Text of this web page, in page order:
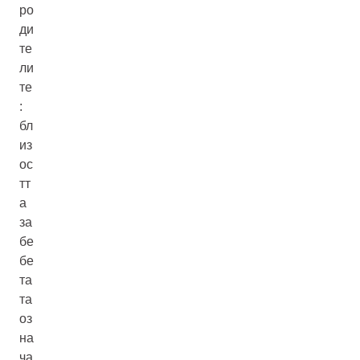
ро
ди
те
ли
те
:
бл
из
ос
тт
а
за
бе
бе
та
та
оз
на
ча